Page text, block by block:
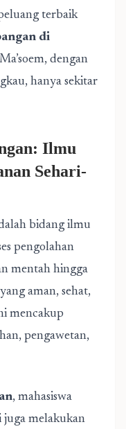
terbaik
di
dengan
hanya sekitar
Ilmu
Sehari-
bidang ilmu
pengolahan
mentah hingga
aman, sehat,
mencakup
pengawetan,
, mahasiswa
juga melakukan